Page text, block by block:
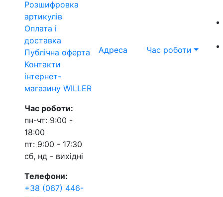
Розшифровка
артикулів
Оплата і
доставка
Публічна оферта
Контакти
інтернет-
магазину WILLER
Час роботи:
пн-чт: 9:00 -
18:00
пт: 9:00 - 17:30
сб, нд - вихідні
Телефони:
+38 (067) 446-
Адреса Час роботи